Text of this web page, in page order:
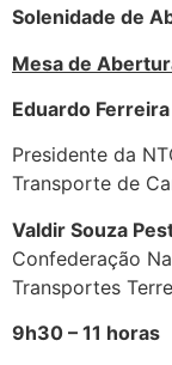
Solenidade de
Mesa de
Eduardo
Presidente da
Transporte de
Valdir Souza
Confederação
Transportes
9h30 – 11 horas